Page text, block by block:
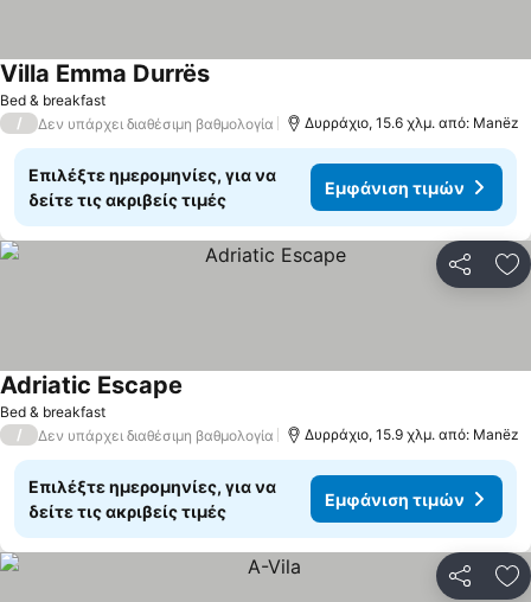
Bed & breakfast
Villa Emma DurrësΕμφάνιση τιμών
/ Δεν υπάρχει διαθέσιμη βαθμολογία Δυρράχιο, 15.6 χλμ. από: Manëz
Επιλέξτε ημερομηνίες, για να
δείτε τις ακριβείς τιμές
Εμφάνιση τιμών
Bed & breakfast
Adriatic Escape
/ Δεν υπάρχει διαθέσιμη βαθμολογία Δυρράχιο, 15.9 χλμ. από: Manëz
Επιλέξτε ημερομηνίες, για να
δείτε τις ακριβείς τιμές
Εμφάνιση τιμών